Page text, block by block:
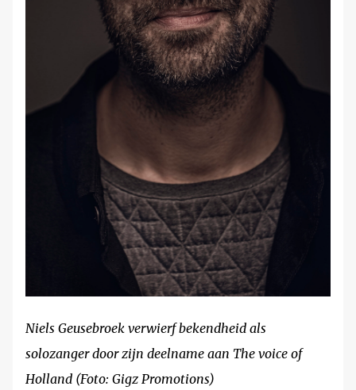
Niels Geusebroek verwierf bekendheid als
solozanger door zijn deelname aan The voice of
Holland (Foto: Gigz Promotions)